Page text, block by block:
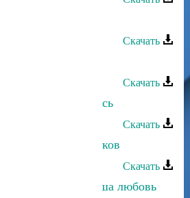
- Я знаю
Скачать
Скачать
- Прощу вернись
Скачать
- Город из облаков
Скачать
и Фатима - Наша любовь